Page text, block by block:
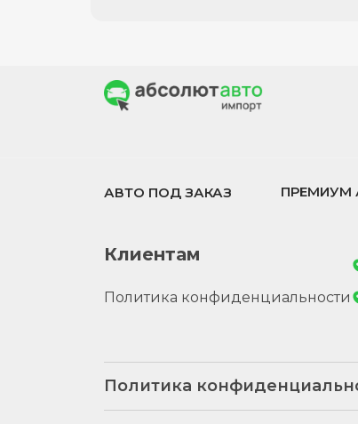
АВТО ПОД ЗАКАЗ ПРЕМИУМ
Клиентам
Политика конфиденциальности
Политика